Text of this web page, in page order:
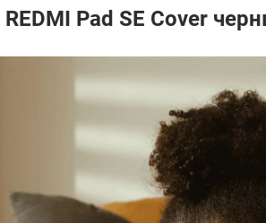
Pad SE Cover